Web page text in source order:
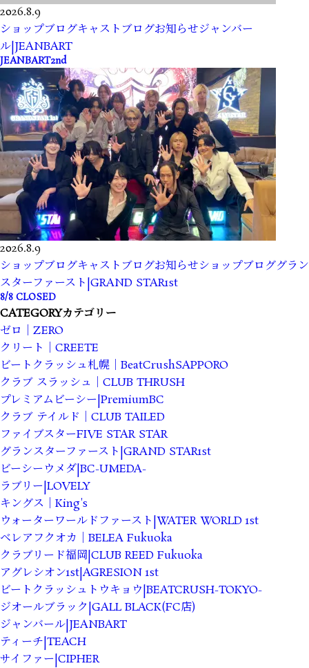
2026.8.9
ショップブログキャストブログお知らせジャンバー
ル|JEANBART
JEANBART2nd
2026.8.9
ショップブログキャストブログお知らせショップブロググラン
スターファースト|GRAND STAR1st
8/8 CLOSED
CATEGORYカテゴリー
ゼロ｜ZERO
クリート｜CREETE
ビートクラッシュ札幌｜BeatCrushSAPPORO
クラブ スラッシュ｜CLUB THRUSH
プレミアムビーシー|PremiumBC
クラブ テイルド｜CLUB TAILED
ファイブスターFIVE STAR STAR
グランスターファースト|GRAND STAR1st
ビーシーウメダ|BC-UMEDA-
ラブリー|LOVELY
キングス｜King's
ウォーターワールドファースト|WATER WORLD 1st
ベレアフクオカ｜BELEA Fukuoka
クラブリード福岡|CLUB REED Fukuoka
アグレシオン1st|AGRESION 1st
ビートクラッシュトウキョウ|BEATCRUSH-TOKYO-
ジオールブラック|GALL BLACK(FC店)
ジャンバール|JEANBART
ティーチ|TEACH
サイファー|CIPHER